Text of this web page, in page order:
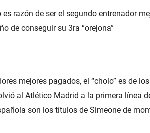
razón de ser el segundo entrenador
de conseguir su 3ra “orejona”
mejores pagados, el “cholo” es de
al Atlético Madrid a la primera línea
son los títulos de Simeone de